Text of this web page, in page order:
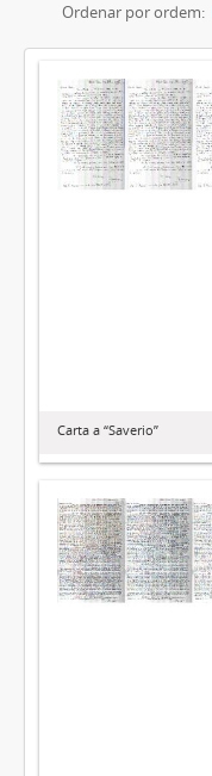
Ordenar por ordem:
Carta a “Saverio”